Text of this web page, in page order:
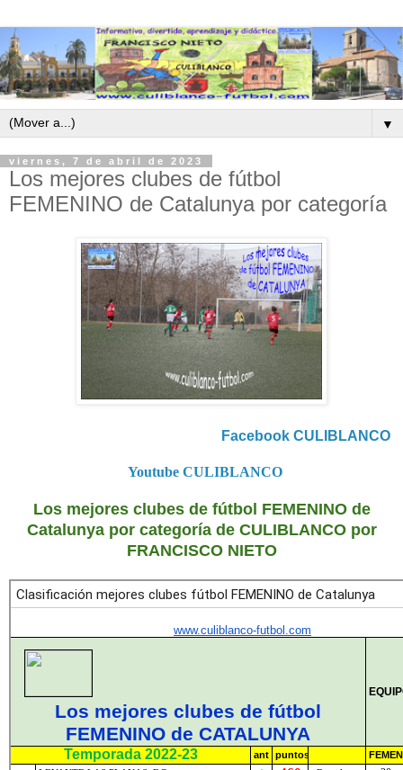
▼
viernes, 7 de abril de 2023
Los mejores clubes de fútbol
FEMENINO de Catalunya por categoría
Facebook CULIBLANCO
Youtube CULIBLANCO
Los mejores clubes de fútbol FEMENINO de
Catalunya por categoría de CULIBLANCO por
FRANCISCO NIETO